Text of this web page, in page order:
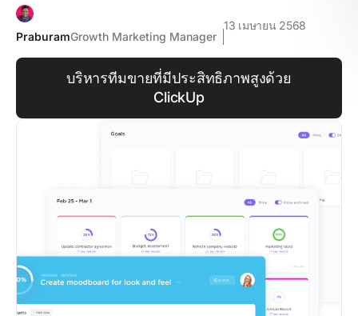
PraburamGrowth Marketing Manager
13 เมษายน 2568
บริหารทีมขายที่มีประสิทธิภาพสูงด้วย
ClickUp